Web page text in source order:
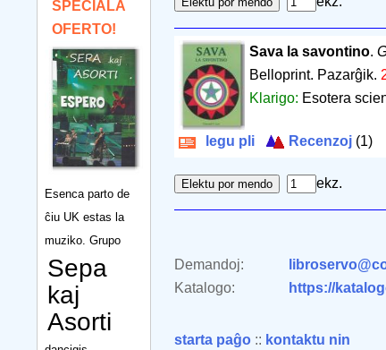
SPECIALA
OFERTO!
Esenca parto de
ĉiu UK estas la
muziko. Grupo
Sepa
kaj
Asorti
Sava la savontino.
Belloprint. Pazarĝik.
Klarigo: Esotera
legu pli Recenzoj (1)
ekz.
Demandoj:
Katalogo:
https://
starta paĝo :: kontaktu nin